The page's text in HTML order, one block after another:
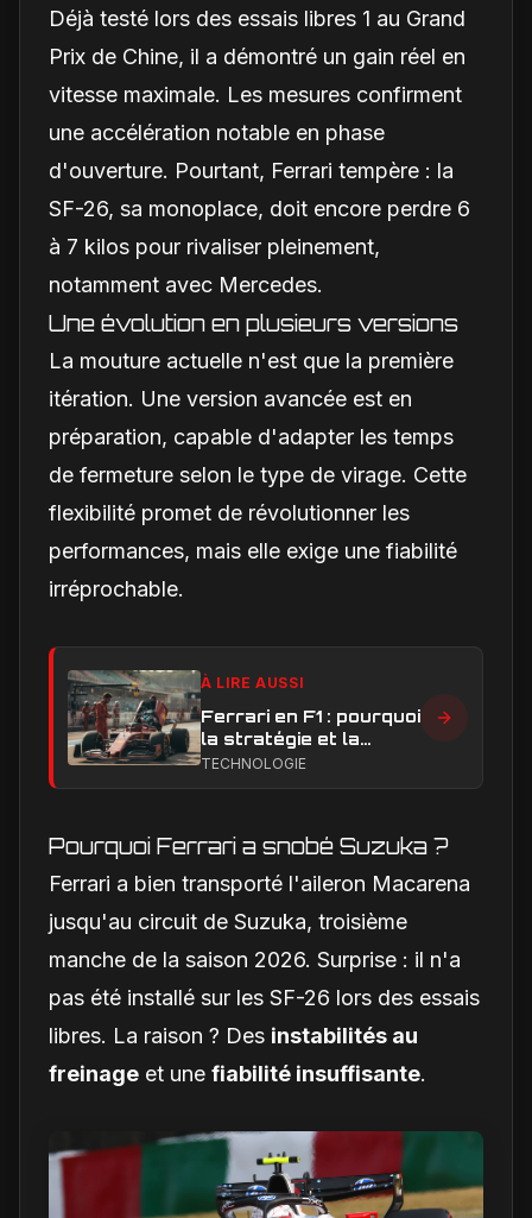
Déjà testé lors des essais libres 1 au Grand
Prix de Chine, il a démontré un gain réel en
vitesse maximale. Les mesures confirment
une accélération notable en phase
d'ouverture. Pourtant, Ferrari tempère : la
SF-26, sa monoplace, doit encore perdre 6
à 7 kilos pour rivaliser pleinement,
notamment avec Mercedes.
Une évolution en plusieurs versions
La mouture actuelle n'est que la première
itération. Une version avancée est en
préparation, capable d'adapter les temps
de fermeture selon le type de virage. Cette
flexibilité promet de révolutionner les
performances, mais elle exige une fiabilité
irréprochable.
À LIRE AUSSI
Ferrari en F1 : pourquoi
la stratégie et la
technique sont sous
TECHNOLOGIE
Pourquoi Ferrari a snobé Suzuka ?
Ferrari a bien transporté l'aileron Macarena
jusqu'au circuit de Suzuka, troisième
manche de la saison 2026. Surprise : il n'a
pas été installé sur les SF-26 lors des essais
libres. La raison ? Des instabilités au
freinage et une fiabilité insuffisante.